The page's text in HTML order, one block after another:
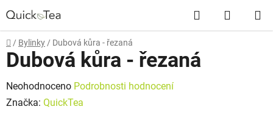
na
obsah
Hledat
KOŠÍK
Domů
/ Bylinky / Dubová kůra - řezaná
Dubová kůra - řezaná
Průměrné
hodnocení
Neohodnoceno Podrobnosti hodnocení
Značka: QuickTea